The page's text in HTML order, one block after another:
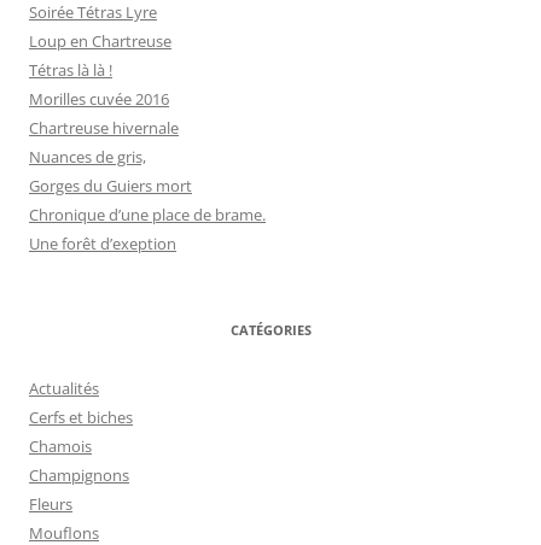
Soirée Tétras Lyre
Loup en Chartreuse
Tétras là là !
Morilles cuvée 2016
Chartreuse hivernale
Nuances de gris,
Gorges du Guiers mort
Chronique d’une place de brame.
Une forêt d’exeption
CATÉGORIES
Actualités
Cerfs et biches
Chamois
Champignons
Fleurs
Mouflons